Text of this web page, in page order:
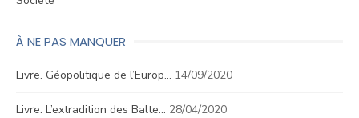
À NE PAS MANQUER
Livre. Géopolitique de l’Europ… 14/09/2020
Livre. L’extradition des Balte… 28/04/2020